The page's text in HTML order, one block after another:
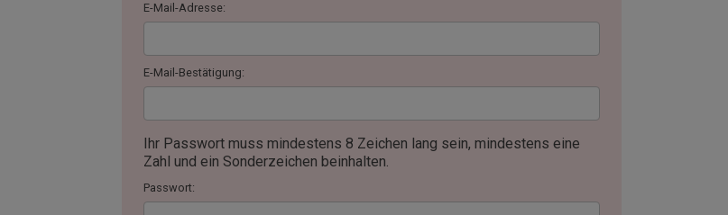
E-Mail-Adresse:
E-Mail-Bestätigung:
Ihr Passwort muss mindestens 8 Zeichen lang sein, mindestens eine
Zahl und ein Sonderzeichen beinhalten.
Passwort: